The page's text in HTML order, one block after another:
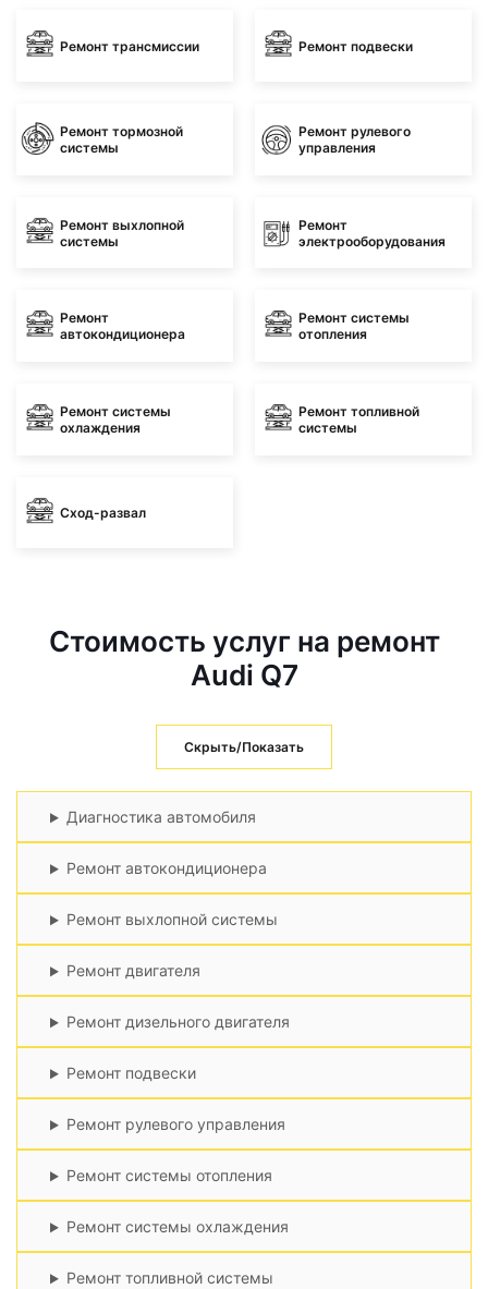
Ремонт трансмиссии Ремонт подвески
Ремонт тормозной
системы
Ремонт рулевого
управления
Ремонт выхлопной
системы
Ремонт
электрооборудования
Ремонт
автокондиционера
Ремонт системы
отопления
Ремонт системы
охлаждения
Ремонт топливной
системы
Сход-развал
Стоимость услуг на ремонт
Audi Q7
Скрыть/Показать
Диагностика автомобиля
Ремонт автокондиционера
Ремонт выхлопной системы
Ремонт двигателя
Ремонт дизельного двигателя
Ремонт подвески
Ремонт рулевого управления
Ремонт системы отопления
Ремонт системы охлаждения
Ремонт топливной системы